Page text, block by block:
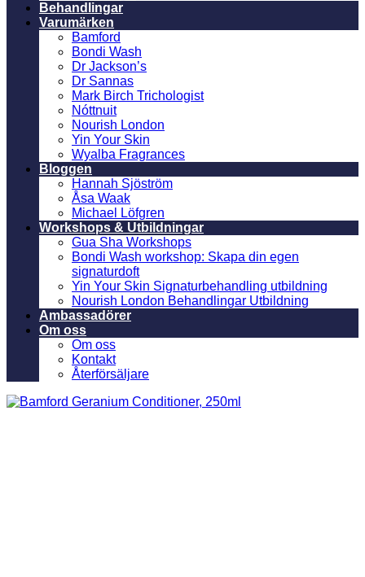
Behandlingar
Varumärken
Bamford
Bondi Wash
Dr Jackson’s
Dr Sannas
Mark Birch Trichologist
Nóttnuit
Nourish London
Yin Your Skin
Wyalba Fragrances
Bloggen
Hannah Sjöström
Åsa Waak
Michael Löfgren
Workshops & Utbildningar
Gua Sha Workshops
Bondi Wash workshop: Skapa din egen
signaturdoft
Yin Your Skin Signaturbehandling utbildning
Nourish London Behandlingar Utbildning
Ambassadörer
Om oss
Om oss
Kontakt
Återförsäljare